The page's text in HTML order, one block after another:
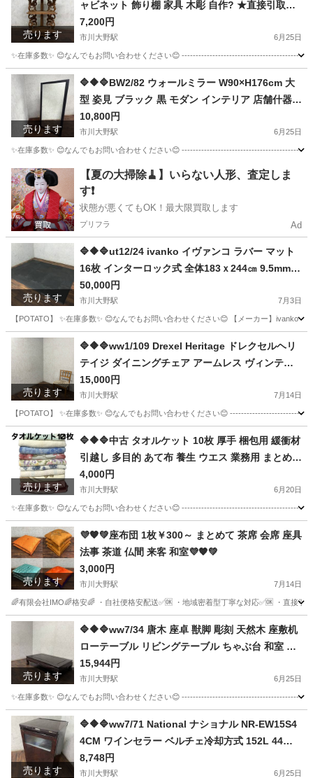
売ります
ャビネット 飾り棚 家具 木彫 自作? ★直接引取歓
迎 ◇🔷🔶🔷
7,200円
市川大野駅 6月25日
✨在庫多数✨ 😊なんでもお問い合わせください😊
千葉 市川市 市川大野駅 収納家具
売ります
🔷🔶🔷BW2/82 ウォールミラー W90×H176cm 大
型 姿見 ブラック 黒 モダン インテリア 店舗什器
◇🔷🔶🔷
10,800円
市川大野駅 6月25日
✨在庫多数✨ 😊なんでもお問い合わせください😊
千葉 市川市 市川大野駅 ミラー/鏡
【夏の大掃除🧹】いらない人形、査定しま
す❗️
状態が悪くてもOK！最大限買取します
プリフラ Ad
売ります
🔷🔶🔷ut12/24 ivanko イヴァンコ ラバー マット
16枚 インターロック式 全体183ｘ244㎝ 9.5mm厚
ブラック フロアマット 直接引取り推奨⑦○🔷🔶🔷
50,000円
市川大野駅 7月3日
【POTATO】 ✨在庫多数✨ 😊なんでもお問い合わせください😊 【メーカー】
千葉 市川市 市川大野駅 フィットネス、トレーニング
フィットネス、トレーニング イヴァンコ
売ります
🔷🔶🔷ww1/109 Drexel Heritage ドレクセルヘリ
テイジ ダイニングチェア アームレス ヴィンテー
ジ家具 クラシック マホガニー ★直接引取歓迎🔷
🔶🔷
15,000円
市川大野駅 7月14日
【POTATO】 ✨在庫多数✨ 😊なんでもお問い合わせください😊
千葉 市川市 市川大野駅 椅子 東京 墨田区 椅子
マホガニー
売ります
🔷🔶🔷中古 タオルケット 10枚 厚手 梱包用 緩衝材
引越し 多目的 あて布 養生 ウエス 業務用 まとめて
★直接引取歓迎 ※千葉県市川市〇🔷🔶🔷
4,000円
市川大野駅 6月20日
✨在庫多数✨ 😊なんでもお問い合わせください😊
千葉 市川市 市川大野駅 その他 墨田区 その他
ウエス
売ります
💜🧡💚座布団 1枚￥300～ まとめて 茶席 会席 座具
法事 茶道 仏間 来客 和室💜🧡💚
3,000円
市川大野駅 7月14日
🌈有限会社IMO🌈格安🌈 ・自社便格安配送✅🆗 ・地域密着型丁寧な対応✅🆗 ・直接
千葉 市川市 市川大野駅 椅子 東京 墨田区 椅子
売ります
🔷🔶🔷ww7/34 唐木 座卓 獣脚 彫刻 天然木 座敷机
ローテーブル リビングテーブル ちゃぶ台 和室 ★
直接引取歓迎◎🔷🔶🔷
15,944円
市川大野駅 6月25日
✨在庫多数✨ 😊なんでもお問い合わせください😊
千葉 市川市 市川大野駅
売ります
🔷🔶🔷ww7/71 National ナショナル NR-EW15S4
4CM ワインセラー ベルチェ冷却方式 152L 44本
収納 2005年製 家庭 家電 中古 ◇🔷🔶🔷
8,748円
市川大野駅 6月25日